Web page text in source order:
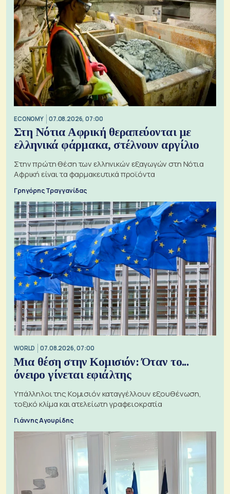
ECONOMY 07.08.2026, 07:00
Στη Νότια Αφρική θεραπεύονται με
ελληνικά φάρμακα, στέλνουν αργίλιο
Στην πρώτη θέση των ελληνικών εξαγωγών στη Νότια
Αφρική είναι τα φαρμακευτικά προϊόντα
Γρηγόρης Τραγγανίδας
WORLD 07.08.2026, 07:00
Μια θέση στην Κομισιόν: Όταν το...
όνειρο γίνεται εφιάλτης
Υπάλληλοι της Κομισιόν καταγγέλλουν εξουθένωση,
τοξικό κλίμα και ατελείωτη γραφειοκρατία
Γιάννης Αγουρίδης